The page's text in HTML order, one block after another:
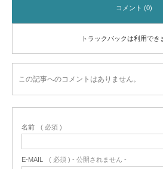
コメント (0)
トラックバックは利用でき
この記事へのコメントはありません。
名前 ( 必須 )
E-MAIL ( 必須 ) - 公開されません -